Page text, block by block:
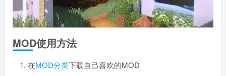
MOD使用方法
在MOD分类下载自己喜欢的MOD